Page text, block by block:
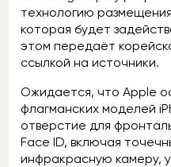
технологию
которая будет
этом передаёт
ссылкой на источники.
Ожидается, что Apple
флагманских моделей
отверстие для
Face ID, включая
инфракрасную камеру,